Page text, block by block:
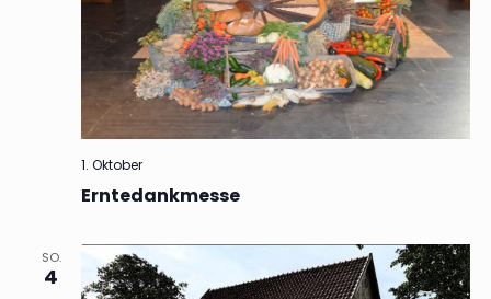
Erntedankmesse
1. Oktober
SO.
4